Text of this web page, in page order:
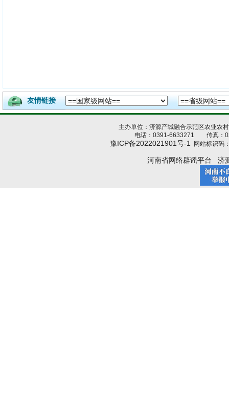
友情链接
主办单位：济源产城融合示范区农业
电话：0391-6633271 传真：
豫ICP备2022021901号-1 网站标识码
河南省网络辟谣平台 济